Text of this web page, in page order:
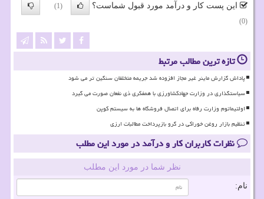
این پست کار و درآمد مورد قبول شماست؟
(1)
(0)
تازه ترین مطالب مرتبط
پاداش گزارش ماینر غیر مجاز افزوده شد جریمه متخلفان سنگین تر می شود
سیاستگذاری در وزارت جهادکشاورزی با همفکری ذی نفعان صورت می گیرد
اولتیماتوم وزارت رفاه برای اتصال فروشگاه ها به سیستم کوپن
تنظیم بازار روغن خوراکی در گرو بازپرداخت مطالبات ارزی
نظرات کاربران کار و درآمد در مورد این مطلب
نظر شما در مورد این مطلب
نام: